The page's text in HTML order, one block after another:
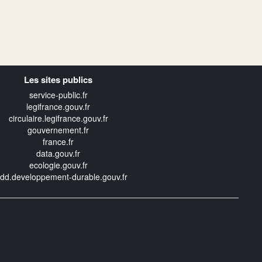
Les sites publics
service-public.fr
legifrance.gouv.fr
circulaire.legifrance.gouv.fr
gouvernement.fr
france.fr
data.gouv.fr
ecologie.gouv.fr
durable.gouv.fr